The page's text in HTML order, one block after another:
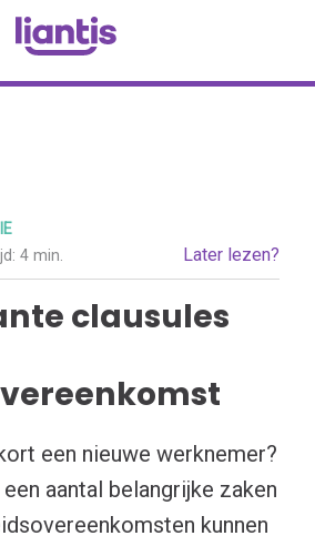
4 min. Later lezen?
clausules
een nieuwe werknemer?
aantal belangrijke zaken
kunnen